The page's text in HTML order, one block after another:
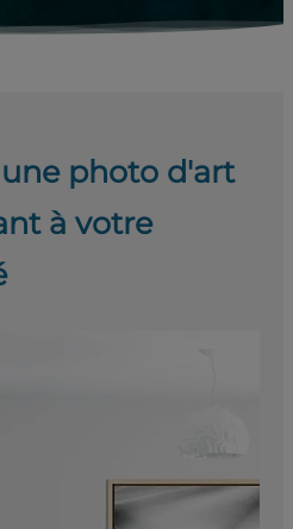
photo d'art
à votre